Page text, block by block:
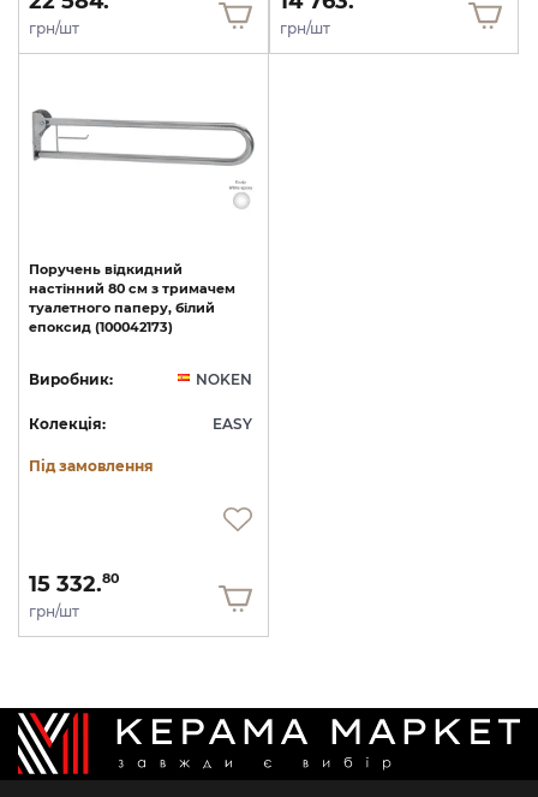
грн/шт грн/шт
Поручень відкидний
настінний 80 см з тримачем
туалетного паперу, білий
епоксид (100042173)
Виробник: NOKEN
Колекція: EASY
Під замовлення
15 332.80
грн/шт